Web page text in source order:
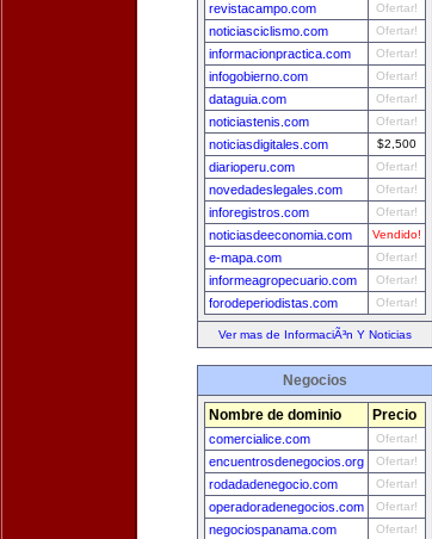
revistacampo.com Ofertar!
noticiasciclismo.com Ofertar!
informacionpractica.com Ofertar!
infogobierno.com Ofertar!
dataguia.com Ofertar!
noticiastenis.com Ofertar!
noticiasdigitales.com $2,500
diarioperu.com Ofertar!
novedadeslegales.com Ofertar!
inforegistros.com Ofertar!
noticiasdeeconomia.com Vendido!
e-mapa.com Ofertar!
informeagropecuario.com Ofertar!
forodeperiodistas.com Ofertar!
Ver mas de InformaciÃ³n Y Noticias
Negocios
Nombre de dominio Precio
comercialice.com Ofertar!
encuentrosdenegocios.org Ofertar!
rodadadenegocio.com Ofertar!
operadoradenegocios.com Ofertar!
negociospanama.com Ofertar!